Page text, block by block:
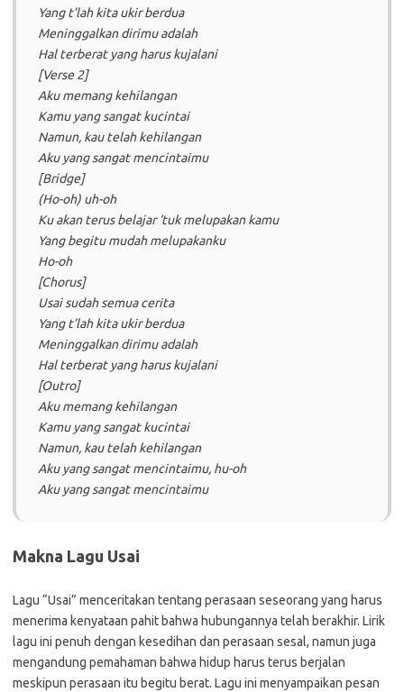
Yang t’lah kita ukir berdua
Meninggalkan dirimu adalah
Hal terberat yang harus kujalani
[Verse 2]
Aku memang kehilangan
Kamu yang sangat kucintai
Namun, kau telah kehilangan
Aku yang sangat mencintaimu
[Bridge]
(Ho-oh) uh-oh
Ku akan terus belajar ‘tuk melupakan kamu
Yang begitu mudah melupakanku
Ho-oh
[Chorus]
Usai sudah semua cerita
Yang t’lah kita ukir berdua
Meninggalkan dirimu adalah
Hal terberat yang harus kujalani
[Outro]
Aku memang kehilangan
Kamu yang sangat kucintai
Namun, kau telah kehilangan
Aku yang sangat mencintaimu, hu-oh
Aku yang sangat mencintaimu
Makna Lagu Usai
Lagu “Usai” menceritakan tentang perasaan seseorang yang harus
menerima kenyataan pahit bahwa hubungannya telah berakhir. Lirik
lagu ini penuh dengan kesedihan dan perasaan sesal, namun juga
mengandung pemahaman bahwa hidup harus terus berjalan
meskipun perasaan itu begitu berat. Lagu ini menyampaikan pesan